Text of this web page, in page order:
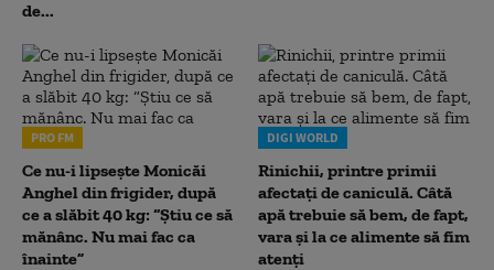
de...
PRO FM
Ce nu-i lipsește Monicăi
Anghel din frigider, după
ce a slăbit 40 kg: “Știu ce să
mănânc. Nu mai fac ca
înainte”
DIGI WORLD
Rinichii, printre primii
afectați de caniculă. Câtă
apă trebuie să bem, de fapt,
vara și la ce alimente să fim
atenți